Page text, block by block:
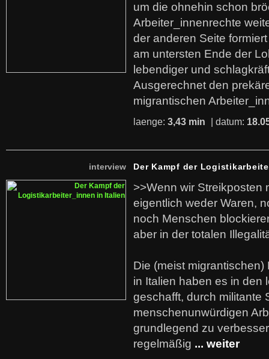
um die ohnehin schon
Arbeiter_innenrechte
der anderen Seite
am untersten Ende der
lebendiger und
Ausgerechnet den
migrantischen
laenge: 3,43 min | datum:
interview Der Kampf der
>>Wenn wir Streikposten
eigentlich weder Waren,
noch Menschen
aber in der totalen
Die (meist
in Italien haben es in den
geschafft, durch militante
menschenunwürdigen
grundlegend zu
regelmäßig ... weiter